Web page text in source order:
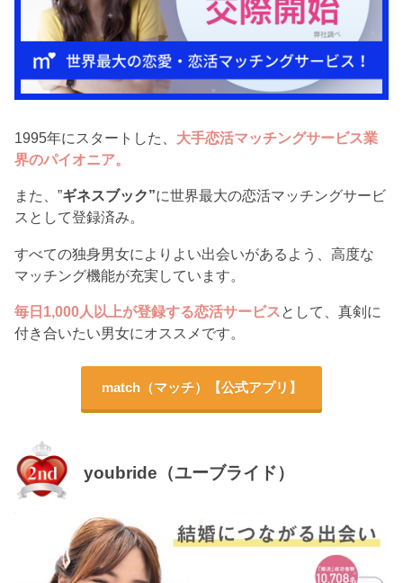
1995年にスタートした、 大手恋活マッチングサービス業
界のパイオニア。
また、”ギネスブック”に世界最大の恋活マッチングサービ
スとして登録済み。
すべての独身男女によりよい出会いがあるよう、高度な
マッチング機能が充実しています。
毎日1,000人以上が登録する恋活サービス として、真剣に
付き合いたい男女にオススメです。
match（マッチ）【公式アプリ】
youbride（ユーブライド）